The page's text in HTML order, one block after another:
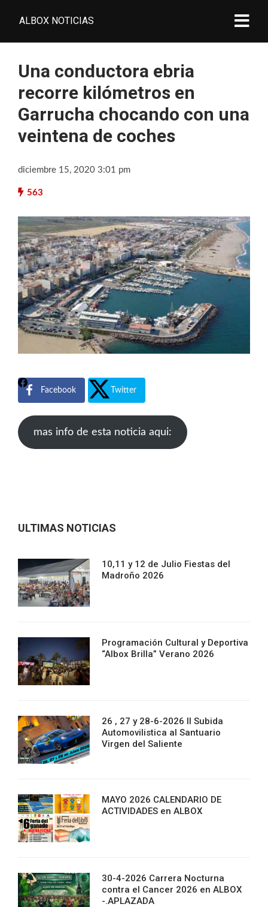
ALBOX NOTICIAS
Una conductora ebria
recorre kilómetros en
Garrucha chocando con una
veintena de coches
diciembre 15, 2020 3:01 pm
563
Facebook Twitter
mas info de esta noticia aqui:
ULTIMAS NOTICIAS
10,11 y 12 de Julio Fiestas del
Madroño 2026
Programación Cultural y Deportiva
“Albox Brilla” Verano 2026
26 , 27 y 28-6-2026 II Subida
Automovilistica al Santuario
Virgen del Saliente
MAYO 2026 CALENDARIO DE
ACTIVIDADES en ALBOX
30-4-2026 Carrera Nocturna
contra el Cancer 2026 en ALBOX
-.APLAZADA